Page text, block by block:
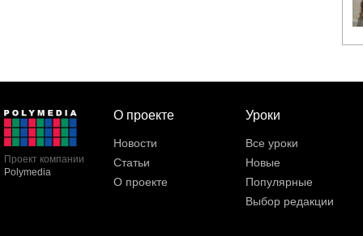
Проект компании
Polymedia
О проекте
Новости
Статьи
О проекте
Уроки
Все уроки
Новые
Популярные
Выбор редакции